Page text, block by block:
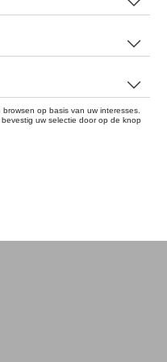
Elastische zoom. MARTINI
stof: 100% Polyester,